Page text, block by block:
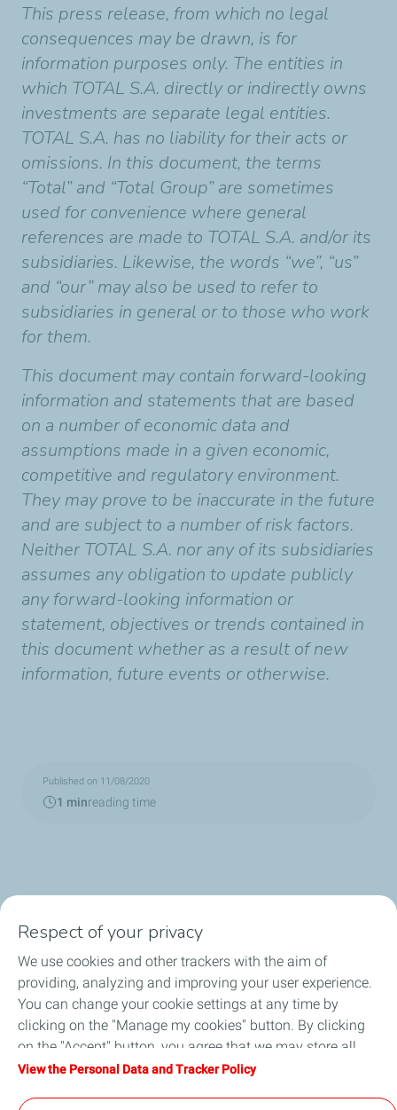
This press release, from which no legal
consequences may be drawn, is for
information purposes only. The entities in
which TOTAL S.A. directly or indirectly owns
investments are separate legal entities.
TOTAL S.A. has no liability for their acts or
omissions. In this document, the terms
“Total” and “Total Group” are sometimes
used for convenience where general
references are made to TOTAL S.A. and/or its
subsidiaries. Likewise, the words “we”, “us”
and “our” may also be used to refer to
subsidiaries in general or to those who work
for them.
This document may contain forward-looking
information and statements that are based
on a number of economic data and
assumptions made in a given economic,
competitive and regulatory environment.
They may prove to be inaccurate in the future
and are subject to a number of risk factors.
Neither TOTAL S.A. nor any of its subsidiaries
assumes any obligation to update publicly
any forward-looking information or
statement, objectives or trends contained in
this document whether as a result of new
information, future events or otherwise.
Published on 11/08/2020
1 minreading time
Who we are
What we do
How we work
Respect of your privacy
We use cookies and other trackers with the aim of
providing, analyzing and improving your user experience.
You can change your cookie settings at any time by
clicking on the "Manage my cookies" button. By clicking
on the "Accept" button, you agree that we may store all
cookies on your device. If you click on "Decline", only the
View the Personal Data and Tracker Policy